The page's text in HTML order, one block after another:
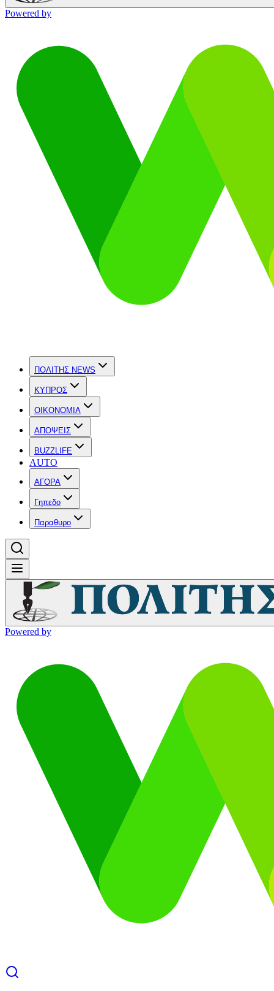
Powered by
ΠΟΛΙΤΗΣ NEWS
ΚΥΠΡΟΣ
OIKONOMIA
ΑΠΟΨΕΙΣ
BUZZLIFE
AUTO
ΑΓΟΡΑ
Γηπεδο
Παραθυρο
Powered by